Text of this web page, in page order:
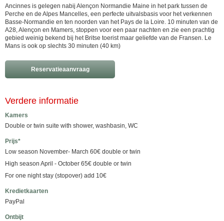
Ancinnes is gelegen nabij Alençon Normandie Maine in het park tussen de
Perche en de Alpes Mancelles, een perfecte uitvalsbasis voor het verkennen
Basse-Normandie en ten noorden van het Pays de la Loire. 10 minuten van de
A28, Alençon en Mamers, stoppen voor een paar nachten en zie een prachtig
gebied weinig bekend bij het Britse toerist maar geliefde van de Fransen. Le
Mans is ook op slechts 30 minuten (40 km)
Reservatieaanvraag
Verdere informatie
Kamers
Double or twin suite with shower, washbasin, WC
Prijs*
Low season November- March 60€ double or twin
High season April - October 65€ double or twin
For one night stay (stopover) add 10€
Kredietkaarten
PayPal
Ontbijt